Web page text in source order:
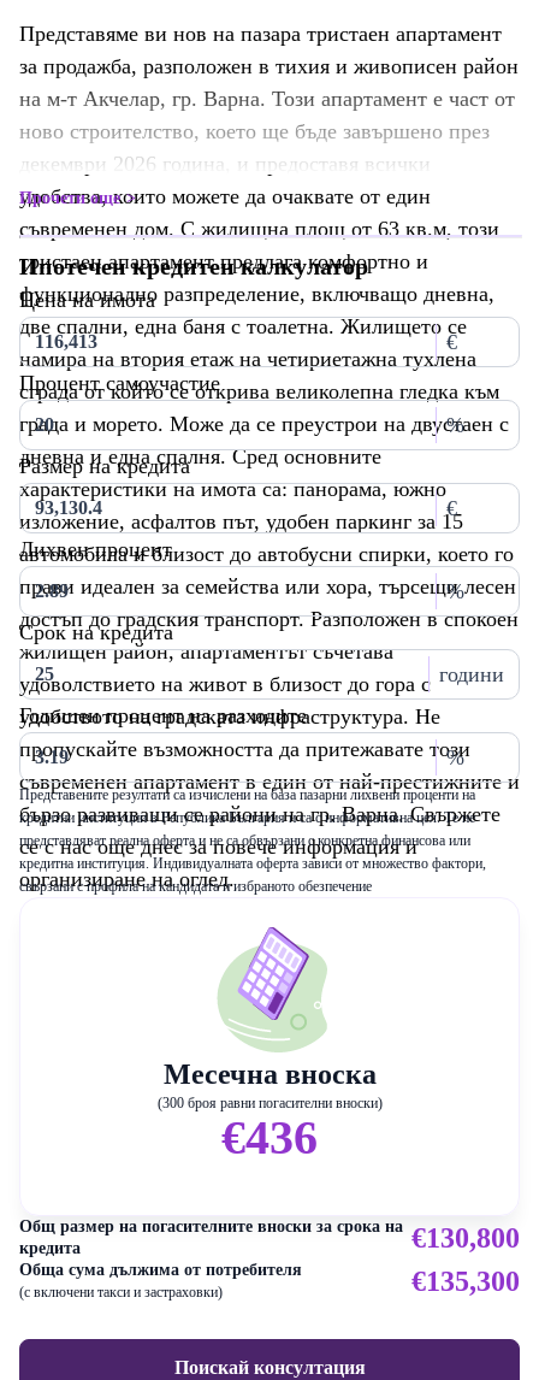
Представяме ви нов на пазара тристаен апартамент
за продажба, разположен в тихия и живописен район
на м-т Акчелар, гр. Варна. Този апартамент е част от
ново строителство, което ще бъде завършено през
декември 2026 година, и предоставя всички
удобства, които можете да очаквате от един
съвременен дом. С жилищна площ от 63 кв.м, този
тристаен апартамент предлага комфортно и
функционално разпределение, включващо дневна,
две спални, една баня с тоалетна. Жилището се
намира на втория етаж на четириетажна тухлена
сграда от който се открива великолепна гледка към
града и морето. Може да се преустрои на двустаен с
дневна и една спалня. Сред основните
характеристики на имота са: панорама, южно
изложение, асфалтов път, удобен паркинг за 15
автомобила и близост до автобусни спирки, което го
прави идеален за семейства или хора, търсещи лесен
достъп до градския транспорт. Разположен в спокоен
жилищен район, апартаментът съчетава
удоволствието на живот в близост до гора с
удобството на градската инфраструктура. Не
пропускайте възможността да притежавате този
съвременен апартамент в един от най-престижните и
бързо развиващи се райони на гр. Варна. Свържете
се с нас още днес за повече информация и
организиране на оглед.
Прочети още
Ипотечен кредитен калкулатор
Цена на имота
€
Процент самоучастие
%
Размер на кредита
€
Лихвен процент
%
Срок на кредита
години
Годишен процент на разходите
%
Представените резултати са изчислени на база пазарни лихвени проценти на
кредитни институции в Република България и са с информативна цел. Те не
представляват реална оферта и не са обвързани с конкретна финансова или
кредитна институция. Индивидуалната оферта зависи от множество фактори,
свързани с профила на кандидата и избраното обезпечение
Месечна вноска
(300 броя равни погасителни вноски)
€436
Общ размер на погасителните вноски за срока на
кредита
€130,800
Обща сума дължима от потребителя
(с включени такси и застраховки) €135,300
Поискай консултация